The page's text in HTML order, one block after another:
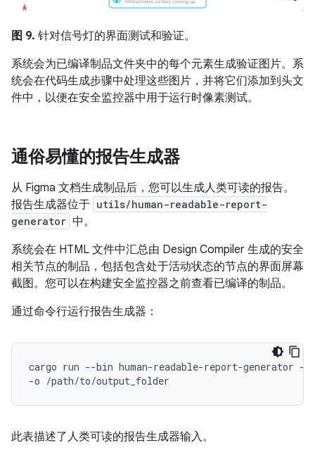
图 9. 针对信号灯的界面测试和验证。
系统会为已编译制品文件夹中的每个元素生成验证图片。系
统会在代码生成步骤中处理这些图片，并将它们添加到头文
件中，以便在安全监控器中用于运行时像素测试。
通俗易懂的报告生成器
从 Figma 文档生成制品后，您可以生成人类可读的报告。
报告生成器位于 utils/human-readable-report-
generator 中。
系统会在 HTML 文件中汇总由 Design Compiler 生成的安全
相关节点的制品，包括包含处于活动状态的节点的界面屏幕
截图。您可以在构建安全监控器之前查看已编译的制品。
通过命令行运行报告生成器：
cargo run --bin human-readable-report-generator
此表描述了人类可读的报告生成器输入。